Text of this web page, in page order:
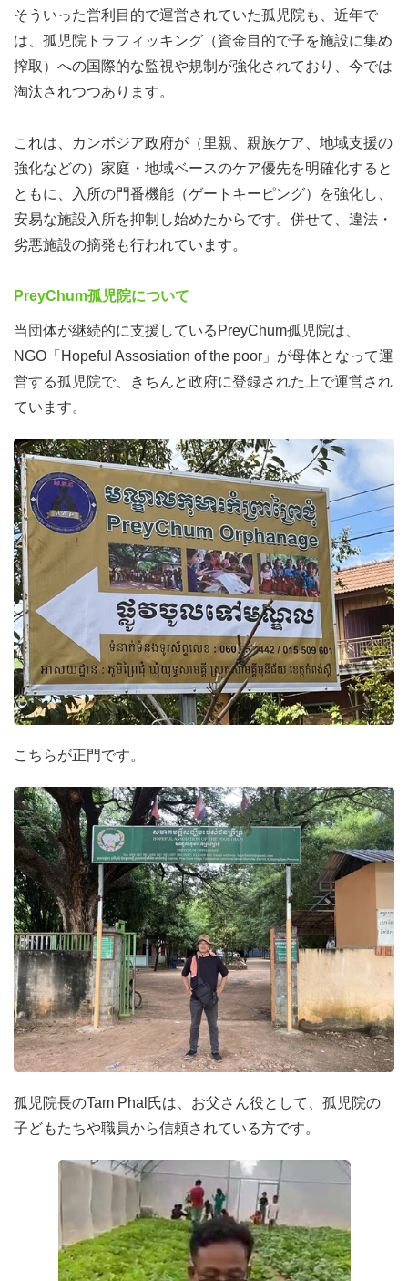
そういった営利目的で運営されていた孤児院も、近年で
は、孤児院トラフィッキング（資金目的で子を施設に集め
搾取）への国際的な監視や規制が強化されており、今では
淘汰されつつあります。
これは、カンボジア政府が（里親、親族ケア、地域支援の
強化などの）家庭・地域ベースのケア優先を明確化すると
ともに、入所の門番機能（ゲートキーピング）を強化し、
安易な施設入所を抑制し始めたからです。併せて、違法・
劣悪施設の摘発も行われています。
PreyChum孤児院について
当団体が継続的に支援しているPreyChum孤児院は、
NGO「Hopeful Assosiation of the poor」が母体となって運
営する孤児院で、きちんと政府に登録された上で運営され
ています。
こちらが正門です。
孤児院長のTam Phal氏は、お父さん役として、孤児院の
子どもたちや職員から信頼されている方です。